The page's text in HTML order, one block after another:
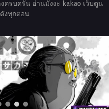
ครบครัน อ่านมังงะ kakao เว็บตูน
งทุกตอน